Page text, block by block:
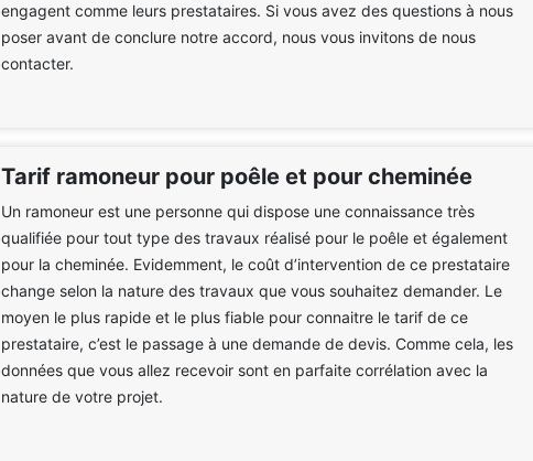
engagent comme leurs prestataires. Si vous avez des questions à nous
poser avant de conclure notre accord, nous vous invitons de nous
contacter.
Tarif ramoneur pour poêle et pour cheminée
Un ramoneur est une personne qui dispose une connaissance très
qualifiée pour tout type des travaux réalisé pour le poêle et également
pour la cheminée. Evidemment, le coût d’intervention de ce prestataire
change selon la nature des travaux que vous souhaitez demander. Le
moyen le plus rapide et le plus fiable pour connaitre le tarif de ce
prestataire, c’est le passage à une demande de devis. Comme cela, les
données que vous allez recevoir sont en parfaite corrélation avec la
nature de votre projet.